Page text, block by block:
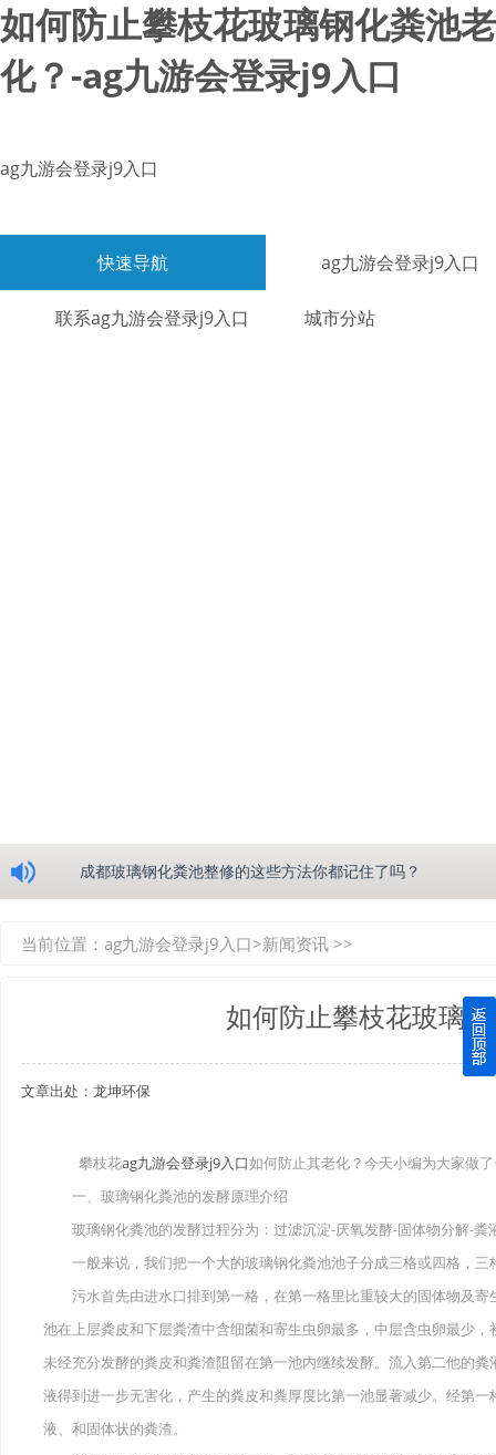
如何防止攀枝花玻璃钢化粪池老
化？-ag九游会登录j9入口
ag九游会登录j9入口
快速导航 ag九游会登录j9入口
联系ag九游会登录j9入口 城市分站
成都玻璃钢化粪池整修的这些方法你都记住了吗？
四川玻璃钢化粪池逐渐取代传统玻璃钢化粪池的这几点原因
关于重庆玻璃钢化粪池的这些基础知识你都记住了吗？
在安装绵阳玻璃钢化粪池时可能遇到这些难题
使用成都玻璃钢化粪池的七大好处你都记住了吗？
当前位置： ag九游会登录j9入口>新闻资讯 >>
如何防止攀枝花玻璃
文章出处：龙坤环保
攀枝花ag九游会登录j9入口如何防止其老化？今天小编为大家做
一、玻璃钢化粪池的发酵原理介绍
玻璃钢化粪池的发酵过程分为：过滤沉淀-厌氧发酵-固体物分解-粪
一般来说，我们把一个大的玻璃钢化粪池池子分成三格或四格，三
污水首先由进水口排到第一格，在第一格里比重较大的固体物及寄
池在上层粪皮和下层粪渣中含细菌和寄生虫卵最多，中层含虫卵最少
未经充分发酵的粪皮和粪渣阻留在第一池内继续发酵。流入第二他的
液得到进一步无害化，产生的粪皮和粪厚度比第一池显著减少。经第
液、和固体状的粪渣。